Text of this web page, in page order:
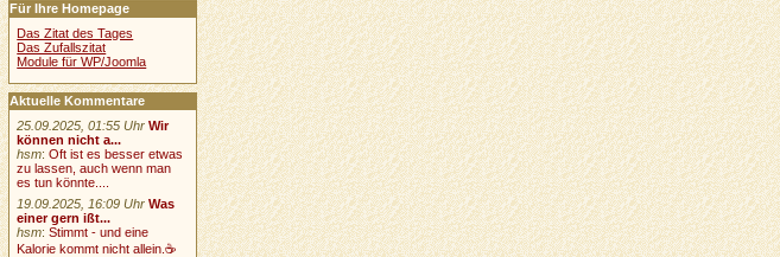
Für Ihre Homepage
Das Zitat des Tages
Das Zufallszitat
Module für WP/Joomla
Aktuelle Kommentare
25.09.2025, 01:55 Uhr Wir
können nicht a...
hsm:Oft ist es besser etwas
zu lassen, auch wenn man
es tun könnte....
19.09.2025, 16:09 Uhr Was
einer gern ißt...
hsm:Stimmt - und eine
Kalorie kommt nicht allein.☕